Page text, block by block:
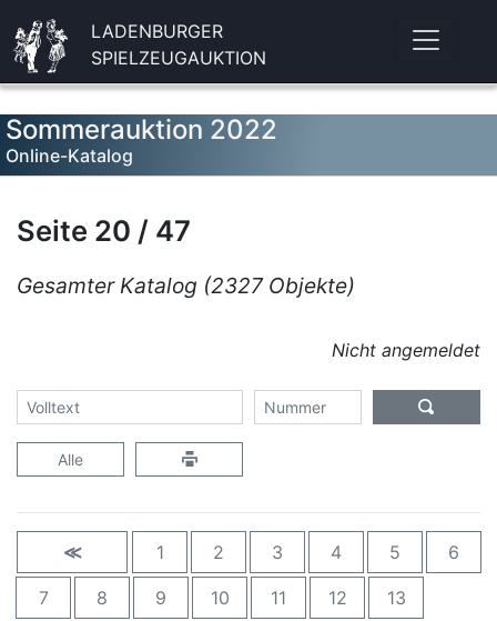
LADENBURGER
SPIELZEUGAUKTION
Sommerauktion 2022
Online-Katalog
Seite 20 / 47
Gesamter Katalog (2327 Objekte)
Nicht angemeldet
Alle
≪ 1 2 3 4 5 6
7 8 9 10 11 12 13